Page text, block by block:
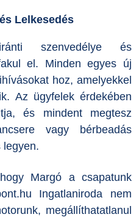
Lelkesedés
szenvedélye és
el. Minden egyes új
hoz, amelyekkel
Az ügyfelek érdekében
és mindent megtesz
vagy bérbeadás
legyen.
Margó a csapatunk
Ingatlaniroda nem
megállíthatatlanul